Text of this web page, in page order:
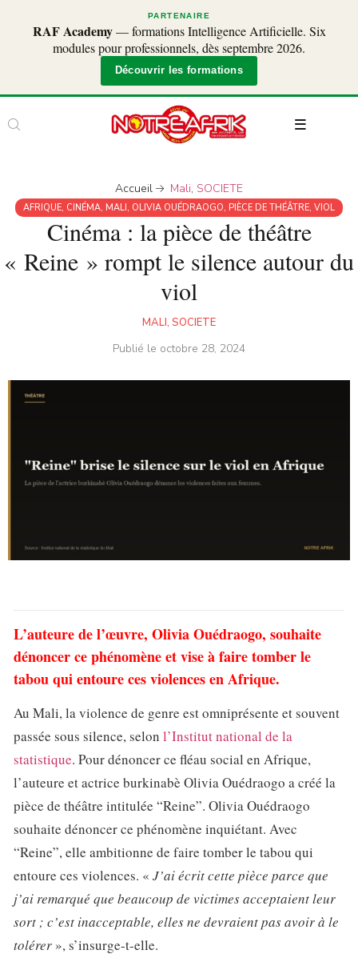
PARTENAIRE
RAF Academy— formations Intelligence Artificielle. Six
modules pour professionnels, dès septembre 2026.
Découvrir les formations
Accueil Mali, SOCIETE
AFRIQUE, CINÉMA, MALI, OLIVIA OUÉDRAOGO, PIÈCE DE THÉÂTRE, VIOL
Cinéma : la pièce de théâtre
« Reine » rompt le silence autour du
viol
MALI, SOCIETE
Publié le octobre 28, 2024
L’auteure de l’œuvre, Olivia Ouédraogo, souhaite
dénoncer ce phénomène et vise à faire tomber le
tabou qui entoure ces violences en Afrique.
Au Mali, la violence de genre est omniprésente et souvent
passée sous silence, selon l’Institut national de la
statistique. Pour dénoncer ce fléau social en Afrique,
l’auteure et actrice burkinabè Olivia Ouédraogo a créé la
pièce de théâtre intitulée “Reine”. Olivia Ouédraogo
souhaite dénoncer ce phénomène inquiétant. Avec
“Reine”, elle ambitionne de faire tomber le tabou qui
entoure ces violences. « J’ai écrit cette pièce parce que
j’ai remarqué que beaucoup de victimes acceptaient leur
sort ; c’est inacceptable, elles ne devraient pas avoir à le
tolérer », s’insurge-t-elle.